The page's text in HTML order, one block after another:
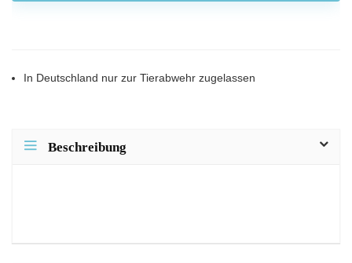
In Deutschland nur zur Tierabwehr zugelassen
Beschreibung